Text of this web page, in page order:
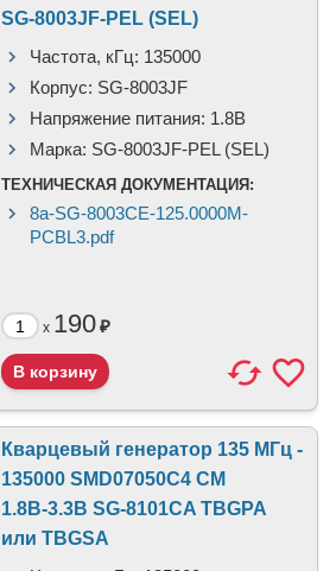
SG-8003JF-PEL (SEL)
Частота, кГц: 135000
Корпус: SG-8003JF
Напряжение питания: 1.8В
Марка: SG-8003JF-PEL (SEL)
ТЕХНИЧЕСКАЯ ДОКУМЕНТАЦИЯ:
8a-SG-8003CE-125.0000M-
PCBL3.pdf
x 190₽
Кварцевый генератор 135 МГц -
135000 SMD07050C4 CM
1.8В-3.3В SG-8101CA TBGPA
или TBGSA